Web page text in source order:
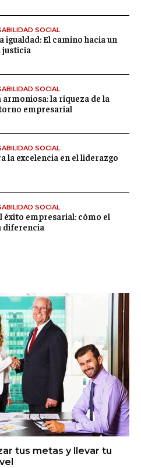
tus metas y llevar tu
SOCIAL
igualdad: El camino hacia un
justicia
SOCIAL
la riqueza de la
empresarial
SOCIAL
la excelencia en el liderazgo
SOCIAL
éxito empresarial: cómo el
diferencia